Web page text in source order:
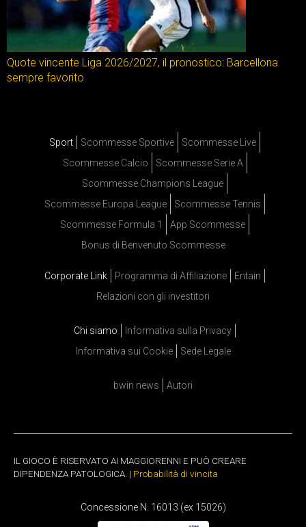
Quote vincente Liga 2026/2027, il pronostico: Barcellona
sempre favorito
Sport Scommesse Sportive
Scommesse Live
Scommesse Calcio
Scommesse Serie A
Scommesse Champions League
Scommesse Europa League
Scommesse Tennis
Scommesse Formula 1
App Scommesse
Bonus di Benvenuto Scommesse
Corporate Link Programma di Affiliazione
Entain
Relazioni con gli investitori
Chi siamo
Informativa sulla Privacy
Informativa sui Cookie
Sede Legale
bwin news Autori
IL GIOCO È RISERVATO AI MAGGIORENNI E PUÒ CREARE
DIPENDENZA PATOLOGICA. | Probabilità di vincita
Concessione N. 16013 (ex 15026)